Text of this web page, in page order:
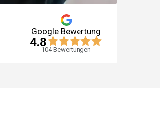
Google Bewertung
4.8
104Bewertungen